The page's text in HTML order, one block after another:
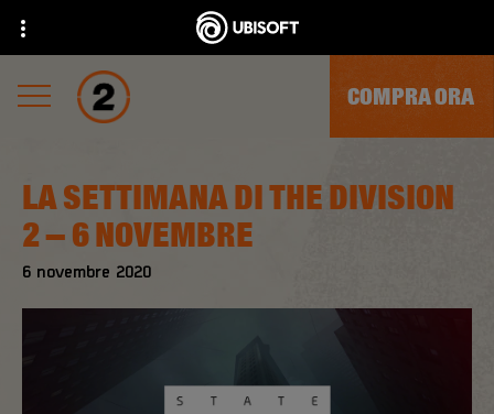
COMPRA ORA
6 novembre 2020
LA SETTIMANA DI THE DIVISION
2 – 6 NOVEMBRE